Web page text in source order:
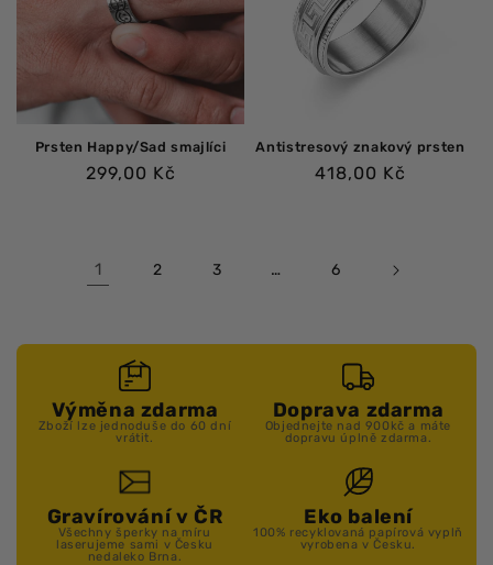
Prsten Happy/Sad smajlíci
Běžná
299,00 Kč
Antistresový znakový prsten
Běžná
418,00 Kč
1 2 3 … 6
Výměna zdarma
Zboží lze jednoduše do 60 dní
vrátit.
Doprava zdarma
Objednejte nad 900kč a máte
dopravu úplně zdarma.
Gravírování v ČR
Všechny šperky na míru
laserujeme sami v Česku
nedaleko Brna.
Eko balení
100% recyklovaná papírová vyplň
vyrobena v Česku.